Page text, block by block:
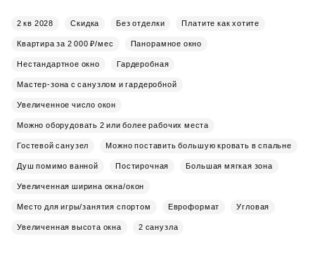
2 кв 2028 Скидка Без отделки Платите как хотите
Квартира за 2 000 ₽/мес Панорамное окно
Нестандартное окно Гардеробная
Мастер-зона с санузлом и гардеробной
Увеличенное число окон
Можно оборудовать 2 или более рабочих места
Гостевой санузел Можно поставить большую кровать в спальне
Душ помимо ванной Постирочная Большая мягкая зона
Увеличенная ширина окна/окон
Место для игры/занятия спортом Евроформат Угловая
Увеличенная высота окна 2 санузла